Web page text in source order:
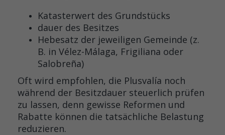
Katasterwert des Grundstücks
dauer des Besitzes
Hebesatz der jeweiligen Gemeinde (z.
B. in Vélez-Málaga, Frigiliana oder
Salobreña)
Oft wird empfohlen, die Plusvalía noch
während der Besitzdauer steuerlich prüfen
zu lassen, denn gewisse Reformen und
Rabatte können die tatsächliche Belastung
reduzieren.